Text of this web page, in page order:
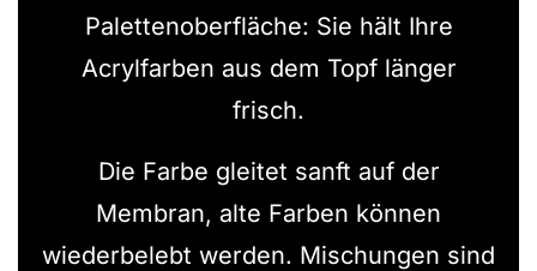
Palettenoberfläche: Sie hält Ihre
Acrylfarben aus dem Topf länger
frisch.
Die Farbe gleitet sanft auf der
Membran, alte Farben können
wiederbelebt werden. Mischungen sind